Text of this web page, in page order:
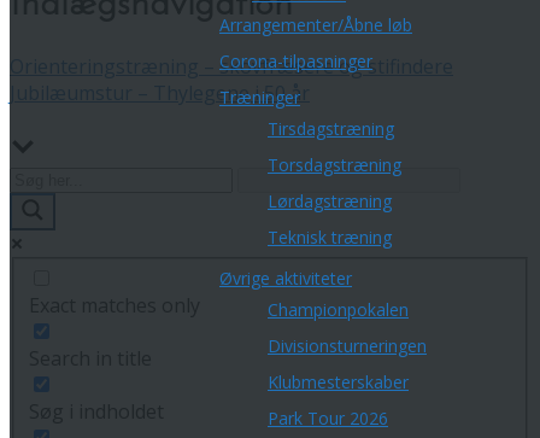
Arrangementer/Åbne løb
Corona-tilpasninger
Træninger
Tirsdagstræning
Torsdagstræning
Lørdagstræning
Teknisk træning
Øvrige aktiviteter
Championpokalen
Divisionsturneringen
Klubmesterskaber
Park Tour 2026
Orienteringstræning – skovfræsere og stifindere
Jubilæumstur – Thylegene i 50 år